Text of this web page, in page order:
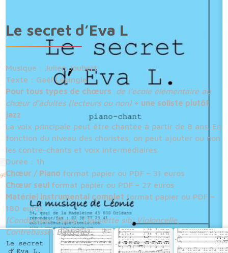
Le secret d’Eva L
Musique : Julien Joubert
Texte : Gaël Lépingle
Pour tous types de chœurs
de l’école élémentaire au
chœur d’adultes (lecteurs ou non) + une soliste plutôt
jazz
La voix principale peut être chantée à partir de 8 ans. En
fonction du niveau des choristes, on peut ajouter ou non
les contre-chants et voix intermédiaires.
Durée : 1h
Chœur / Piano format papier ou PDF – 31 euros
Chœur seul format papier ou PDF – 27 euros
Matériel instrumental complet format papier ou PDF –
180 euros
(Conducteur, Piano, Clarinette sib, Violoncelle,
Contrebasse, Batterie)